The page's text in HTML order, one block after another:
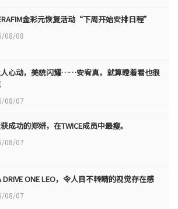
金彩元恢复活动“下周开始安排日程”
08/08
心动，美貌闪耀……安宥真，就算瞪着看也很
08/07
成功的郑妍，在TWICE成员中最瘦。
08/07
DRIVE ONE LEO，令人目不转睛的视觉存在感
08/07